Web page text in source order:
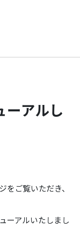
ーアルし
をご覧いただき、
ーアルいたしまし